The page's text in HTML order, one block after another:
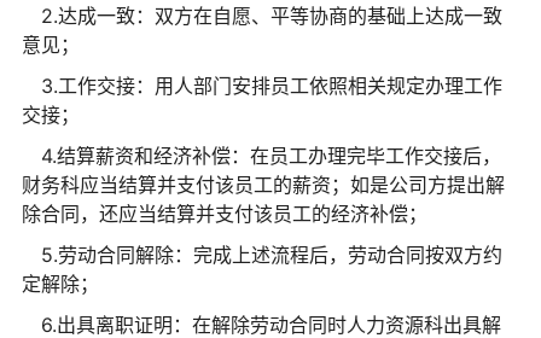
2.达成一致：双方在自愿、平等协商的基础上达成一致
意见；
3.工作交接：用人部门安排员工依照相关规定办理工作
交接；
4.结算薪资和经济补偿：在员工办理完毕工作交接后，
财务科应当结算并支付该员工的薪资；如是公司方提出解
除合同，还应当结算并支付该员工的经济补偿；
5.劳动合同解除：完成上述流程后，劳动合同按双方约
定解除；
6.出具离职证明：在解除劳动合同时人力资源科出具解